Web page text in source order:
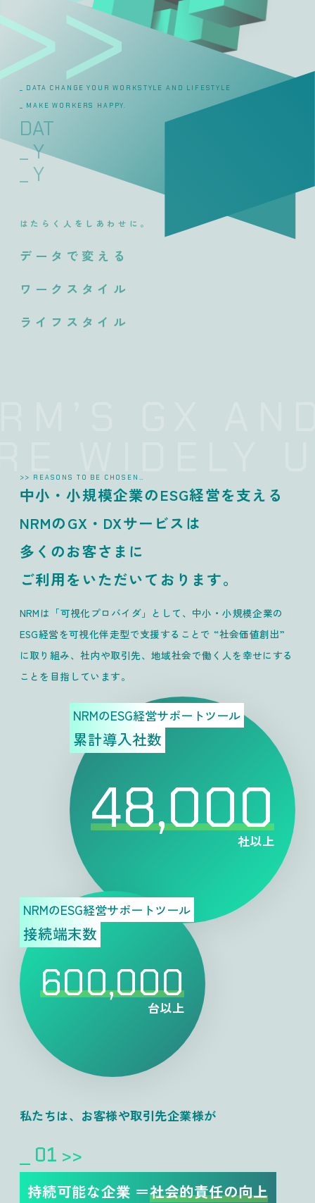
_ DATA CHANGE Y
_ MAKE WORKERS
DATA CHANGE >>
_ YOUR WORKSTYLE
_ YOUR LIFESTYLE
はたらく人をしあわせに。
データで変える
ワークスタイル
ライフスタイル
>> REASONS TO BE CHOSEN…
中小・小規模企業のESG経営を支える
NRMのGX・DXサービスは
多くのお客さまに
ご利用をいただいております。
NRMは「可視化プロバイダ」として、中小・小規模企業の
ESG経営を可視化伴走型で支援することで “社会価値創出”
に取り組み、社内や取引先、地域社会で働く人を幸せにする
ことを目指しています。
NRMのESG経営サポートツール
累計導入社数
48,000
社以上
NRMのESG経営サポートツール
接続端末数
600,000
台以上
私たちは、お客様や取引先企業様が
01 >>
持続可能な企業 ＝社会的責任の向上